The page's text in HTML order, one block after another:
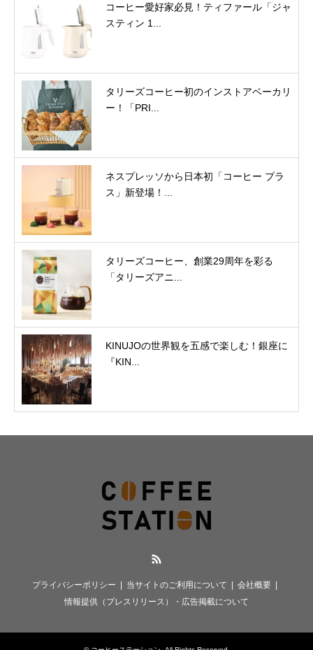
コーヒー愛好家必見！ティファール「ジャ
スティン 1...
タリーズコーヒー初のインストアベーカリ
ー！「PRI...
ネスプレッソから日本初「コーヒー プラ
ス」新登場！...
タリーズコーヒー、創業29周年を彩る
「タリーズアニ...
KINUJOの世界観を五感で楽しむ！銀座に
『KIN...
プライバシーポリシー 当サイトのご利用について
会社概要
情報提供（プレスリリース）・広告掲載について